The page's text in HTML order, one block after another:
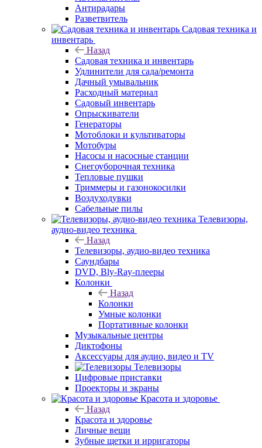
Антирадары
Разветвитель
Садовая техника и
инвентарь
Назад
Садовая техника и инвентарь
Удлинители для сада/ремонта
Дачный умывальник
Расходный материал
Садовый инвентарь
Опрыскиватели
Генераторы
Мотоблоки и культиваторы
Мотобуры
Насосы и насосные станции
Снегоуборочная техника
Тепловые пушки
Триммеры и газонокосилки
Воздуходувки
Сабельные пилы
Телевизоры,
аудио-видео техника
Назад
Телевизоры, аудио-видео техника
Саундбары
DVD, Bly-Ray-плееры
Колонки
Назад
Колонки
Умные колонки
Портативные колонки
Музыкальные центры
Диктофоны
Аксессуары для аудио, видео и TV
Телевизоры
Цифровые приставки
Проекторы и экраны
Красота и здоровье
Назад
Красота и здоровье
Личные вещи
Зубные щетки и ирригаторы